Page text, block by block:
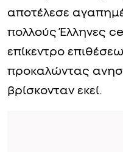
αποτέλεσε
πολλούς Έλληνες
επίκεντρο
προκαλώντας
βρίσκονταν εκεί.